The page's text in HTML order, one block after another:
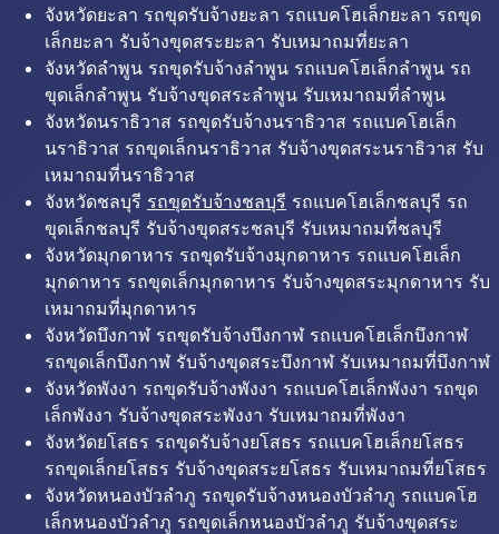
จังหวัดยะลา รถขุดรับจ้างยะลา รถแบคโฮเล็กยะลา รถขุด
เล็กยะลา รับจ้างขุดสระยะลา รับเหมาถมที่ยะลา
จังหวัดลำพูน รถขุดรับจ้างลำพูน รถแบคโฮเล็กลำพูน รถ
ขุดเล็กลำพูน รับจ้างขุดสระลำพูน รับเหมาถมที่ลำพูน
จังหวัดนราธิวาส รถขุดรับจ้างนราธิวาส รถแบคโฮเล็ก
นราธิวาส รถขุดเล็กนราธิวาส รับจ้างขุดสระนราธิวาส รับ
เหมาถมที่นราธิวาส
จังหวัดชลบุรี รถขุดรับจ้างชลบุรี รถแบคโฮเล็กชลบุรี รถ
ขุดเล็กชลบุรี รับจ้างขุดสระชลบุรี รับเหมาถมที่ชลบุรี
จังหวัดมุกดาหาร รถขุดรับจ้างมุกดาหาร รถแบคโฮเล็ก
มุกดาหาร รถขุดเล็กมุกดาหาร รับจ้างขุดสระมุกดาหาร รับ
เหมาถมที่มุกดาหาร
จังหวัดบึงกาฬ รถขุดรับจ้างบึงกาฬ รถแบคโฮเล็กบึงกาฬ
รถขุดเล็กบึงกาฬ รับจ้างขุดสระบึงกาฬ รับเหมาถมที่บึงกาฬ
จังหวัดพังงา รถขุดรับจ้างพังงา รถแบคโฮเล็กพังงา รถขุด
เล็กพังงา รับจ้างขุดสระพังงา รับเหมาถมที่พังงา
จังหวัดยโสธร รถขุดรับจ้างยโสธร รถแบคโฮเล็กยโสธร
รถขุดเล็กยโสธร รับจ้างขุดสระยโสธร รับเหมาถมที่ยโสธร
จังหวัดหนองบัวลำภู รถขุดรับจ้างหนองบัวลำภู รถแบคโฮ
เล็กหนองบัวลำภู รถขุดเล็กหนองบัวลำภู รับจ้างขุดสระ